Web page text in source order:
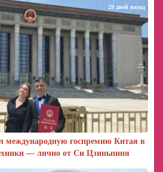
международную госпремию Китая в
— лично от Си Цзиньпиня
29 дней назад